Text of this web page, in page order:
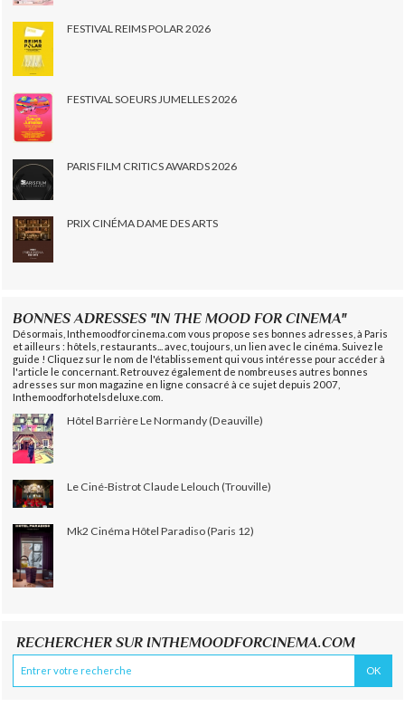
FESTIVAL REIMS POLAR 2026
FESTIVAL SOEURS JUMELLES 2026
PARIS FILM CRITICS AWARDS 2026
PRIX CINÉMA DAME DES ARTS
BONNES ADRESSES "IN THE MOOD FOR CINEMA"
Désormais, Inthemoodforcinema.com vous propose ses bonnes adresses, à Paris
et ailleurs : hôtels, restaurants... avec, toujours, un lien avec le cinéma. Suivez le
guide ! Cliquez sur le nom de l'établissement qui vous intéresse pour accéder à
l'article le concernant. Retrouvez également de nombreuses autres bonnes
adresses sur mon magazine en ligne consacré à ce sujet depuis 2007,
Inthemoodforhotelsdeluxe.com.
Hôtel Barrière Le Normandy (Deauville)
Le Ciné-Bistrot Claude Lelouch (Trouville)
Mk2 Cinéma Hôtel Paradiso (Paris 12)
RECHERCHER SUR INTHEMOODFORCINEMA.COM